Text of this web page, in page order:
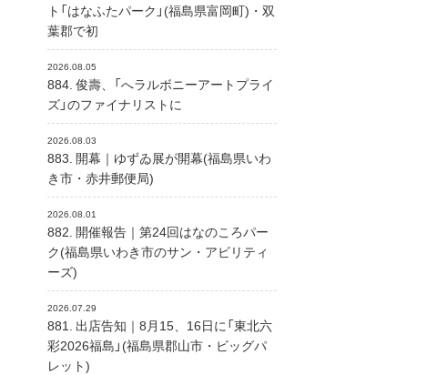
ト「はなふたパーク」(福島県富岡町)・双
葉郡で初
2026.08.05
884. 俊壽、「へラルボニーアートプライ
ズ」のファイナリストに
2026.08.03
883. 開幕｜ゆずゐ展が開幕(福島県いわ
き市・赤井郵便局)
2026.08.01
882. 開催報告｜第24回はなのころパー
ク(福島県いわき市のサン・アビリティ
ーズ)
2026.07.29
881. 出店告知｜8月15、16日に「東北六
彩2026福島」(福島県郡山市・ビッグパ
レット)